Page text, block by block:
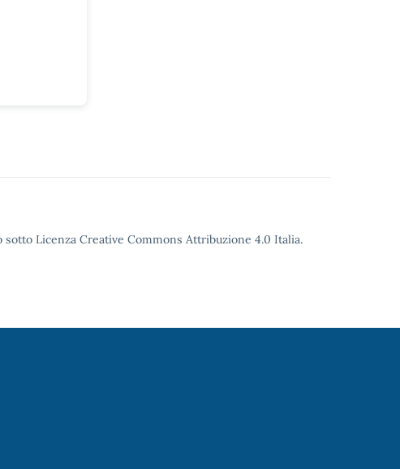
Licenza Creative Commons Attribuzione 4.0 Italia.